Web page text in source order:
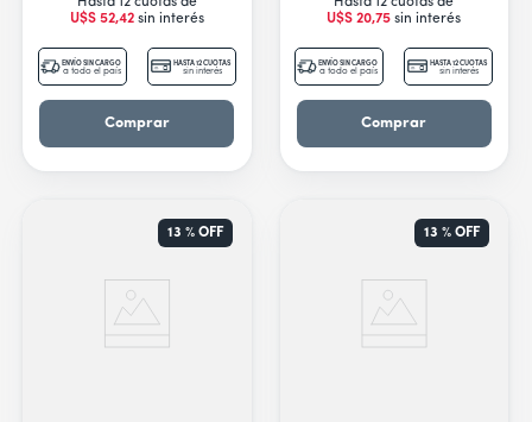
U$S 52,42sin interés
ENVÍO SIN CARGO
a todo el país
HASTA 12 CUOTAS
sin interés
Comprar
U$S 20,75 sin interés
ENVÍO SIN CARGO
a todo el país
HASTA 12 CUOTAS
sin interés
Comprar
13 %OFF 13 % OFF